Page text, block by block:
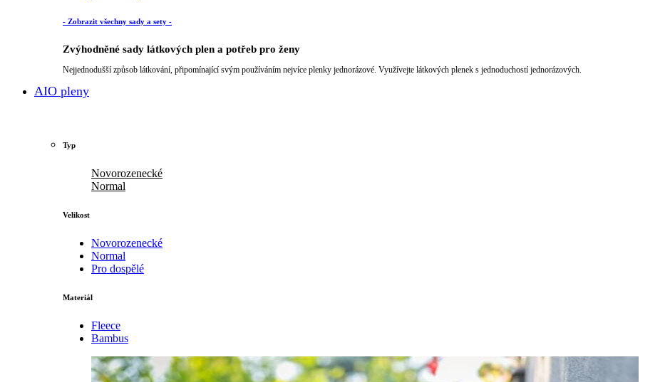
- Zobrazit všechny sady a sety -
Zvýhodněné sady látkových plen a potřeb pro ženy
Nejjednodušší způsob látkování, připomínající svým používáním nejvíce plenky jednorázové. Využívejte látkových plenek s jednoduchostí jednorázových.
AIO pleny
Typ
Novorozenecké
Normal
Velikost
Novorozenecké
Normal
Pro dospělé
Materiál
Fleece
Bambus